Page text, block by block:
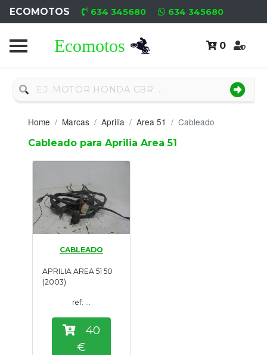
ECOMOTOS 634 345680 634 345680
0
Home
Nuevo
Neumáticos
Campa
Motores
Nuevos
Motores
Usados
Tasaciones
Formulario
Empresa
Home Marcas Aprilia Area 51 Cableado
Cableado para Aprilia Area 51
CABLEADO
APRILIA AREA 51 50
(2003)
ref: ...
40
€